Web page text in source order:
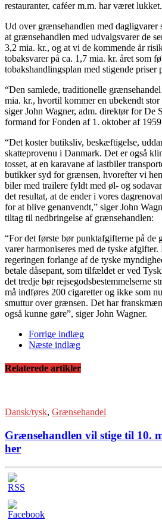
restauranter, caféer m.m. har været lukket.
Ud over grænsehandlen med dagligvarer
at grænsehandlen med udvalgsvarer de
3,2 mia. kr., og at vi de kommende år
tobaksvarer på ca. 1,7 mia. kr. året som
tobakshandlingsplan med stigende priser
“Den samlede, traditionelle
mia. kr., hvortil kommer en ubekendt
siger John Wagner, adm. direktør for De
formand for Fonden af 1. oktober af
“Det koster butiksliv, beskæftigelse,
skatteprovenu i Danmark. Det er også
tosset, at en karavane af lastbiler
butikker syd for grænsen, hvorefter vi
biler med trailere fyldt med øl- og
det resultat, at de ender i vores
for at blive genanvendt,” siger John
tiltag til nedbringelse af grænsehandlen:
“For det første bør punktafgifterne på de
varer harmoniseres med de tyske afgifter.
regeringen forlange af de tyske
betale dåsepant, som tilfældet er ved
det tredje bør rejsegodsbestemmelserne
må indføres 200 cigaretter og ikke som
smuttur over grænsen. Det har
også kunne gøre”, siger John Wagner.
Forrige indlæg
Næste indlæg
Relaterede artikler
Dansk/tysk, Grænsehandel
Grænsehandlen vil stige til 10.
her